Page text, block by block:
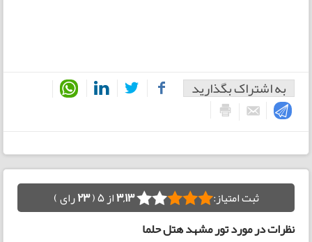
به اشتراک بگذارید
ثبت امتیاز: 3,13از 5 ( 23رای )
نظرات در مورد تور مشهد هتل حلما